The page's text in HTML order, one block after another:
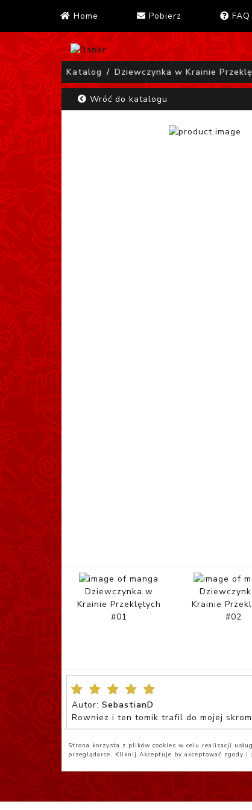
Home Pobierz FAQ
Katalog Dziewczynka w Krainie
Wróć do katalogu
Dziewczynka w
Krainie Przeklętych
#01
Krainie
#02
Autor: SebastianD
Rowniez i ten tomik trafil do mojej
Strona korzysta z plików cookies w celu realizacji
przeglądarce. Kliknij Akceptuje by akceptować zgody i